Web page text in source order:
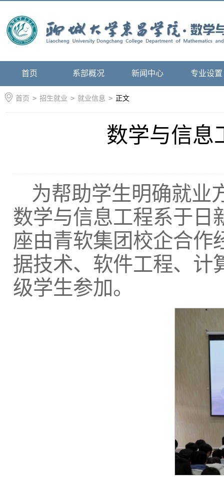
首页 系部概况 新闻中心 专业设置
首页 > 招生就业 > 就业信息 > 正文
数学与信息
为帮助学生明确就业
数学与信息工程系于日
座由青软集团校企合作
据技术、软件工程、计
级学生参加。